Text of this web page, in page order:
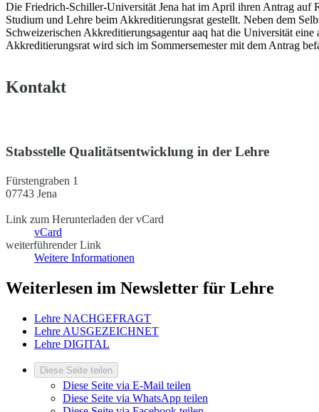
Die Friedrich-Schiller-Universität Jena hat im April ihren Antrag auf
Studium und Lehre beim Akkreditierungsrat gestellt. Neben dem
Schweizerischen Akkreditierungsagentur aaq hat die Universität
Akkreditierungsrat wird sich im Sommersemester mit dem Antrag
Kontakt
Stabsstelle Qualitätsentwicklung in der Lehre
Fürstengraben 1
07743 Jena
Link zum Herunterladen der vCard
vCard
weiterführender Link
Weitere Informationen
Weiterlesen im Newsletter für Lehre
Lehre NACHGEFRAGT
Lehre AUSGEZEICHNET
Lehre DIGITAL
Diese Seite teilen
Diese Seite via E-Mail teilen
Diese Seite via WhatsApp teilen